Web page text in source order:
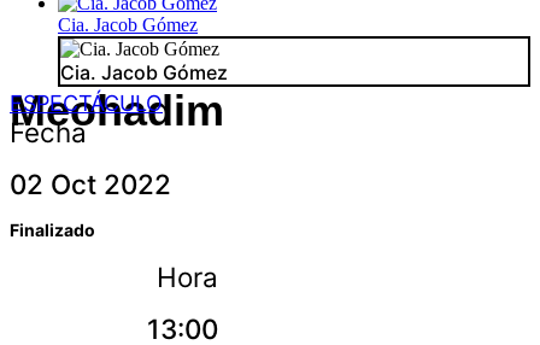
Cia. Jacob Gómez
Cia. Jacob Gómez
Meohadim
ESPECTÁCULO
Fecha
02 Oct 2022
Finalizado
Hora
13:00